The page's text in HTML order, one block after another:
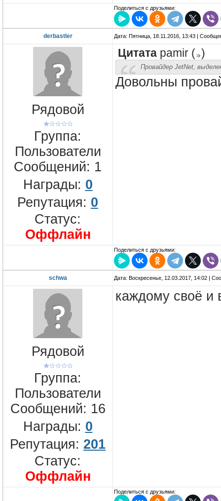
Поделиться с друзьями:
derbastler Дата: Пятница, 18.11.2016, 13:43 |
Рядовой
Группа:
Пользователи
Сообщений: 1
Награды: 0
Репутация: 0
Статус:
Оффлайн
Цитата pamir ( )
Провайдер JetNet,
Довольны
Поделиться с друзьями:
schwa Дата: Воскресенье, 12.03.2017, 14:02 |
Рядовой
Группа:
Пользователи
Сообщений: 16
Награды: 0
Репутация: 201
Статус:
Оффлайн
каждому своё и
Поделиться с друзьями: